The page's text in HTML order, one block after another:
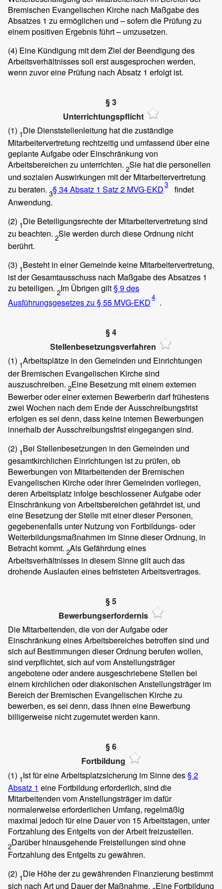
Bremischen Evangelischen Kirche nach Maßgabe des
Absatzes 1 zu ermöglichen und – sofern die Prüfung zu
einem positiven Ergebnis führt – umzusetzen.
(4) Eine Kündigung mit dem Ziel der Beendigung des
Arbeitsverhältnisses soll erst ausgesprochen werden,
wenn zuvor eine Prüfung nach Absatz 1 erfolgt ist.
§ 3
Unterrichtungspflicht
(1) 1Die Dienststellenleitung hat die zuständige
Mitarbeitervertretung rechtzeitig und umfassend über eine
geplante Aufgabe oder Einschränkung von
Arbeitsbereichen zu unterrichten. 2Sie hat die personellen
und sozialen Auswirkungen mit der Mitarbeitervertretung
zu beraten. 3§ 34 Absatz 1 Satz 2 MVG-EKD3
findet
Anwendung.
(2) 1Die Beteiligungsrechte der Mitarbeitervertretung sind
zu beachten. 2Sie werden durch diese Ordnung nicht
berührt.
(3) 1Besteht in einer Gemeinde keine Mitarbeitervertretung,
ist der Gesamtausschuss nach Maßgabe des Absatzes 1
zu beteiligen. 2Im Übrigen gilt§ 9 des
Ausführungsgesetzes zu § 55 MVG-EKD4 .
§ 4
Stellenbesetzungsverfahren
(1) 1Arbeitsplätze in den Gemeinden und Einrichtungen
der Bremischen Evangelischen Kirche sind
auszuschreiben. 2Eine Besetzung mit einem externen
Bewerber oder einer externen Bewerberin darf frühestens
zwei Wochen nach dem Ende der Ausschreibungsfrist
erfolgen es sei denn, dass keine internen Bewerbungen
innerhalb der Ausschreibungsfrist eingegangen sind.
(2) 1Bei Stellenbesetzungen in den Gemeinden und
gesamtkirchlichen Einrichtungen ist zu prüfen, ob
Bewerbungen von Mitarbeitenden der Bremischen
Evangelischen Kirche oder ihrer Gemeinden vorliegen,
deren Arbeitsplatz infolge beschlossener Aufgabe oder
Einschränkung von Arbeitsbereichen gefährdet ist, und
eine Besetzung der Stelle mit einer dieser Personen,
gegebenenfalls unter Nutzung von Fortbildungs- oder
Weiterbildungsmaßnahmen im Sinne dieser Ordnung, in
Betracht kommt. 2Als Gefährdung eines
Arbeitsverhältnisses in diesem Sinne gilt auch das
drohende Auslaufen eines befristeten Arbeitsvertrages.
§ 5
Bewerbungserfordernis
Die Mitarbeitenden, die von der Aufgabe oder
Einschränkung eines Arbeitsbereiches betroffen sind und
sich auf Bestimmungen dieser Ordnung berufen wollen,
sind verpflichtet, sich auf vom Anstellungsträger
angebotene oder andere ausgeschriebene Stellen bei
einem kirchlichen oder diakonischen Anstellungsträger im
Bereich der Bremischen Evangelischen Kirche zu
bewerben, es sei denn, dass ihnen eine Bewerbung
billigerweise nicht zugemutet werden kann.
§ 6
Fortbildung
(1) 1Ist für eine Arbeitsplatzsicherung im Sinne des§ 2
Absatz 1 eine Fortbildung erforderlich, sind die
Mitarbeitenden vom Anstellungsträger im dafür
normalerweise erforderlichen Umfang, regelmäßig
maximal jedoch für eine Dauer von 15 Arbeitstagen, unter
Fortzahlung des Entgelts von der Arbeit freizustellen.
2Darüber hinausgehende Freistellungen sind ohne
Fortzahlung des Entgelts zu gewähren.
(2) 1Die Höhe der zu gewährenden Finanzierung bestimmt
sich nach Art und Dauer der Maßnahme. Eine Fortbildung